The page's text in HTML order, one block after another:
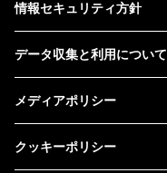
情報セキュリティ方針
データ収集と利用について
メディアポリシー
クッキーポリシー